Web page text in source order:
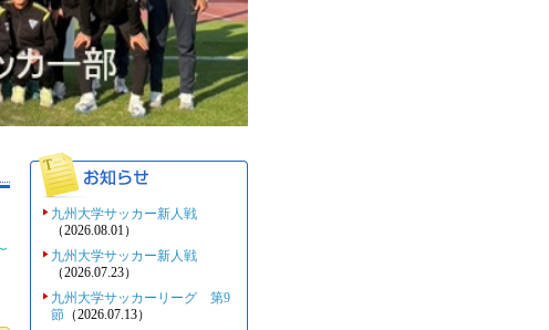
九州大学サッカー新人戦
（2026.08.01）
九州大学サッカー新人戦
（2026.07.23）
九州大学サッカーリーグ 第9
節（2026.07.13）